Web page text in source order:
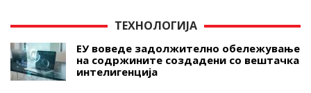
ТЕХНОЛОГИЈА
ЕУ воведе задолжително обележување
на содржините создадени со вештачка
интелигенција